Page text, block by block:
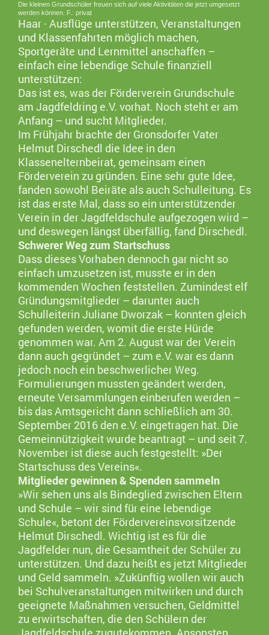
Die kleinen Grundschüler freuen sich auf viele Aktivitäten die jetzt umgesetzt
werden können. F.: privat
Haar · Ausflüge unterstützen, Veranstaltungen
und Klassenfahrten möglich machen,
Sportgeräte und Lernmittel anschaffen –
einfach eine lebendige Schule finanziell
unterstützen:
Das ist es, was der Förderverein Grundschule
am Jagdfeldring e.V. vorhat. Noch steht er am
Anfang – und sucht Mitglieder.
Im Frühjahr brachte der Gronsdorfer Vater
Helmut Dirschedl die Idee in den
Klassenelternbeirat, gemeinsam einen
Förderverein zu gründen. Eine sehr gute Idee,
fanden sowohl Beiräte als auch Schulleitung. Es
ist das erste Mal, dass so ein unterstützender
Verein in der Jagdfeldschule aufgezogen wird –
und deswegen längst überfällig, fand Dirschedl.
Schwerer Weg zum Startschuss
Dass dieses Vorhaben dennoch gar nicht so
einfach umzusetzen ist, musste er in den
kommenden Wochen feststellen. Zumindest elf
Gründungsmitglieder – darunter auch
Schulleiterin Juliane Dworzak – konnten gleich
gefunden werden, womit die erste Hürde
genommen war. Am 2. August war der Verein
dann auch gegründet – zum e.V. war es dann
jedoch noch ein beschwerlicher Weg.
Formulierungen mussten geändert werden,
erneute Versammlungen einberufen werden –
bis das Amtsgericht dann schließlich am 30.
September 2016 den e.V. eingetragen hat. Die
Gemeinnützigkeit wurde beantragt – und seit 7.
November ist diese auch festgestellt: »Der
Startschuss des Vereins«.
Mitglieder gewinnen & Spenden sammeln
»Wir sehen uns als Bindeglied zwischen Eltern
und Schule – wir sind für eine lebendige
Schule«, betont der Fördervereinsvorsitzende
Helmut Dirschedl. Wichtig ist es für die
Jagdfelder nun, die Gesamtheit der Schüler zu
unterstützen. Und dazu heißt es jetzt Mitglieder
und Geld sammeln. »Zukünftig wollen wir auch
bei Schulveranstaltungen mitwirken und durch
geeignete Maßnahmen versuchen, Geldmittel
zu erwirtschaften, die den Schülern der